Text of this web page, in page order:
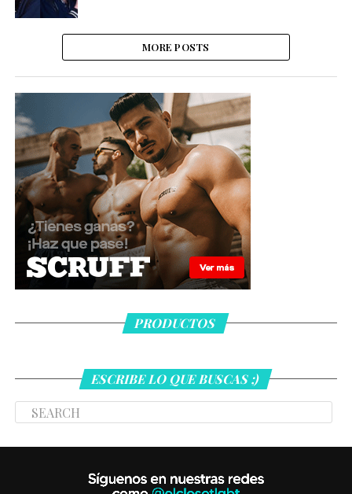
MORE POSTS
PRODUCTOS
ESCRIBE LO QUE BUSCAS ;)